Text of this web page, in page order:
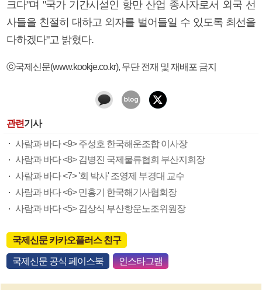
크다"며 "국가 기간시설인 항만 산업 종사자로서 외국 선
사들을 친절히 대하고 외자를 벌어들일 수 있도록 최선을
다하겠다"고 밝혔다.
ⓒ국제신문(www.kookje.co.kr), 무단 전재 및 재배포 금지
관련기사
사람과 바다 <9> 주성호 한국해운조합 이사장
사람과 바다 <8> 김병진 국제물류협회 부산지회장
사람과 바다 <7> '회 박사' 조영제 부경대 교수
사람과 바다 <6> 민홍기 한국해기사협회장
사람과 바다 <5> 김상식 부산항운노조위원장
국제신문 카카오플러스 친구
국제신문 공식 페이스북 인스타그램